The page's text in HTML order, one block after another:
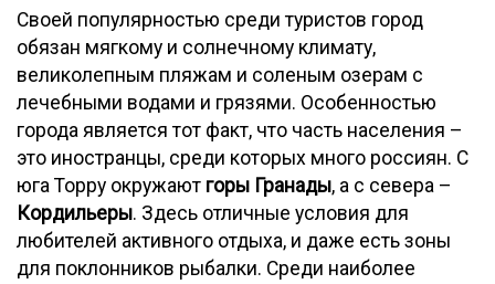
Своей популярностью среди туристов город
обязан мягкому и солнечному климату,
великолепным пляжам и соленым озерам с
лечебными водами и грязями. Особенностью
города является тот факт, что часть населения –
это иностранцы, среди которых много россиян. С
юга Торру окружают горы Гранады, а с севера –
Кордильеры. Здесь отличные условия для
любителей активного отдыха, и даже есть зоны
для поклонников рыбалки. Среди наиболее